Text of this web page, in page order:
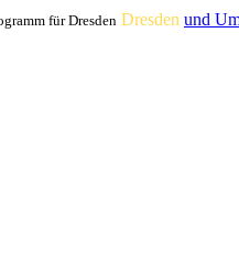
für Dresden Dresden und